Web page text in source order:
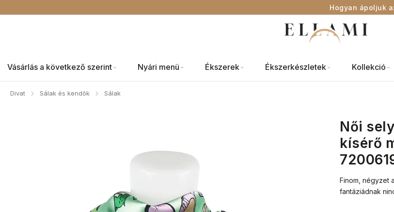
Hogyan ápoljuk
Vásárlás a következő szerint Nyári menü Ékszerek Ékszerkészletek Kollekció
Divat / Sálak és kendõk / Sálak
Női
kísérő
Finom, négyzet
fantáziádnak